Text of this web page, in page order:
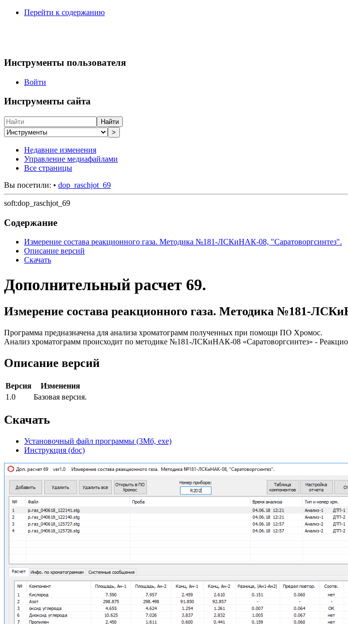
Перейти к содержанию
Инструменты пользователя
Войти
Инструменты сайта
Найти
>
Недавние изменения
Управление медиафайлами
Все страницы
Вы посетили: • dop_raschjot_69
soft:dop_raschjot_69
Содержание
Измерение состава реакционного газа. Методика №181-ЛСКиНАК-08, "Саратоворгсинтез".
Описание версий
Скачать
Дополнительный расчет 69.
Измерение состава реакционного газа. Методика №181-
Программа предназначена для анализа хроматограмм полученных при помощи ПО Хромос.
Анализ хроматограмм происходит по методике №181-ЛСКиНАК-08 «Саратоворгсинтез» -
Описание версий
Версия
Изменения
1.0
Базовая версия.
Скачать
Установочный файл программы (3Мб, exe)
Инструкция (doc)